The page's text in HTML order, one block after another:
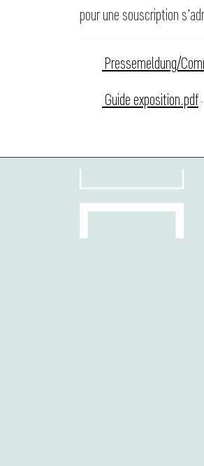
pour une souscription
Pressemeldung/
Guide exposition.pdf